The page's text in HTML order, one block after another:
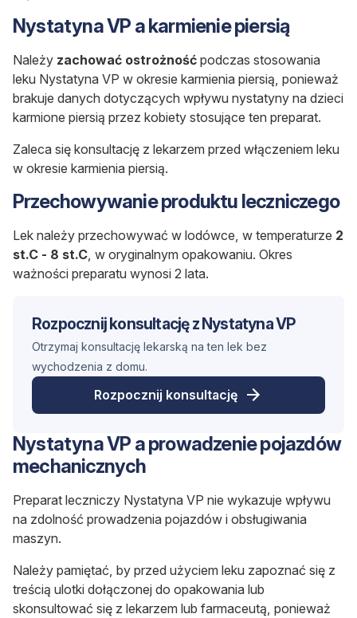
Nystatyna VP a karmienie piersią
Należy zachować ostrożność podczas stosowania
leku Nystatyna VP w okresie karmienia piersią, ponieważ
brakuje danych dotyczących wpływu nystatyny na dzieci
karmione piersią przez kobiety stosujące ten preparat.
Zaleca się konsultację z lekarzem przed włączeniem leku
w okresie karmienia piersią.
Przechowywanie produktu leczniczego
Lek należy przechowywać w lodówce, w temperaturze 2
st.C - 8 st.C , w oryginalnym opakowaniu. Okres
ważności preparatu wynosi 2 lata.
Rozpocznij konsultację z Nystatyna VP
Otrzymaj konsultację lekarską na ten lek bez
wychodzenia z domu.
Rozpocznij konsultację
Nystatyna VP a prowadzenie pojazdów
mechanicznych
Preparat leczniczy Nystatyna VP nie wykazuje wpływu
na zdolność prowadzenia pojazdów i obsługiwania
maszyn.
Należy pamiętać, by przed użyciem leku zapoznać się z
treścią ulotki dołączonej do opakowania lub
skonsultować się z lekarzem lub farmaceutą, ponieważ